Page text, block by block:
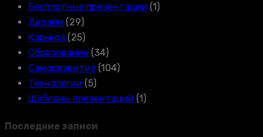
Бесплатные презентации (1)
Дизайн (29)
Карьера (25)
Образование (34)
Саморазвитие (104)
Технологии (5)
Шаблоны презентаций (1)
Последние записи